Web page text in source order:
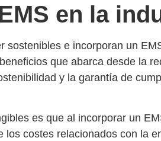
en la
sostenibles e incorporan un
que abarca desde la
y la garantía de
es que al incorporar un
los costes relacionados con la